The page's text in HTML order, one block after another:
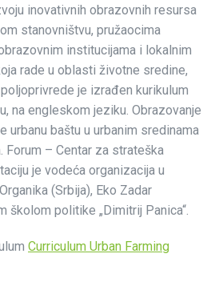
inovativnih obrazovnih resursa
stanovništvu, pružaocima
institucijama i lokalnim
rade u oblasti životne sredine,
je izrađen kurikulum
na engleskom jeziku. Obrazovanje
urbanu baštu u urbanim sredinama
Forum – Centar za strateška
je vodeća organizacija u
(Srbija), Eko Zadar
školom politike „Dimitrij Panica“.
Curriculum Urban Farming